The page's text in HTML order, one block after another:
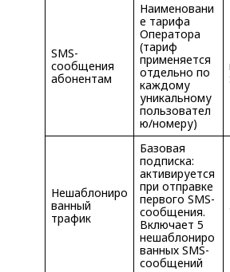
SMS-
сообщения
абонентам
Наименовани
е тарифа
Оператора
(тариф
применяется
отдельно по
каждому
уникальному
пользовател
ю/номеру)
Нешаблониро
ванный
трафик
Базовая
подписка:
активируется
при отправке
первого SMS-
сообщения.
Включает 5
нешаблониро
ванных SMS-
сообщений